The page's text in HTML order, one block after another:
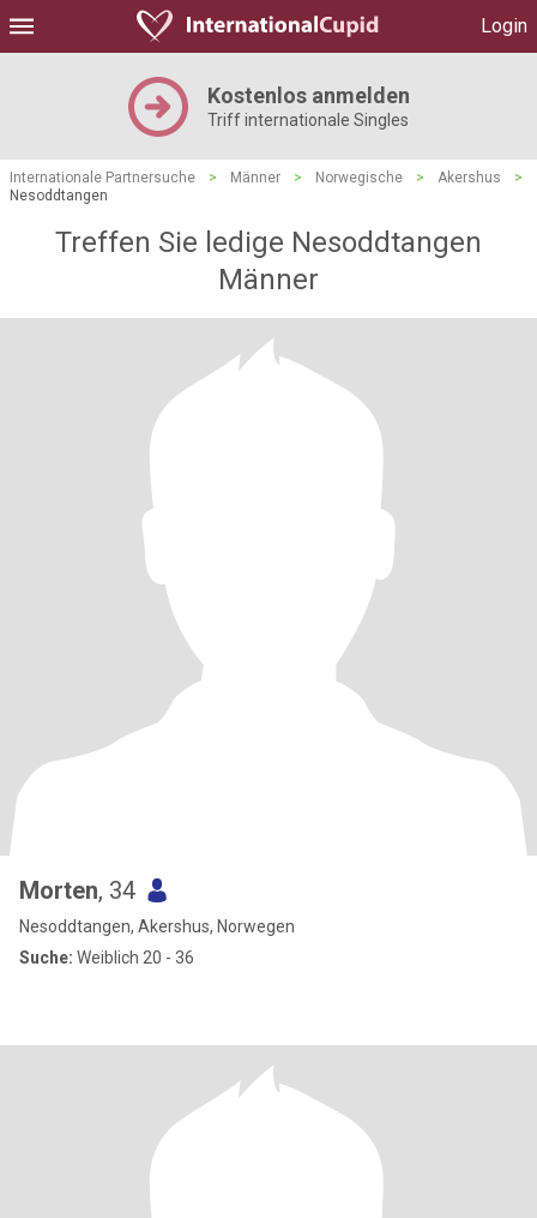
Login
Kostenlos anmelden
Triff internationale Singles
Internationale Partnersuche > Männer > Norwegische > Akershus
>
Nesoddtangen
Treffen Sie ledige Nesoddtangen
Männer
Morten, 34
Nesoddtangen, Akershus, Norwegen
Suche: Weiblich 20 - 36